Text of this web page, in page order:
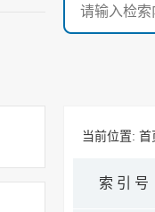
当前位置: 首
索 引 号